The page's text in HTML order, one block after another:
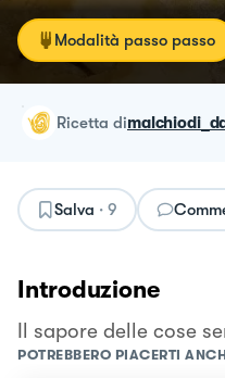
Modalità passo passo
ricetta di
Salva · 9
Introduzione
Il sapore delle cose
POTREBBERO PIACERTI